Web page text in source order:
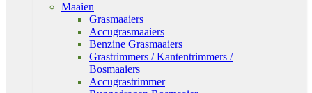
Maaien
Grasmaaiers
Accugrasmaaiers
Benzine Grasmaaiers
Grastrimmers / Kantentrimmers /
Bosmaaiers
Accugrastrimmer